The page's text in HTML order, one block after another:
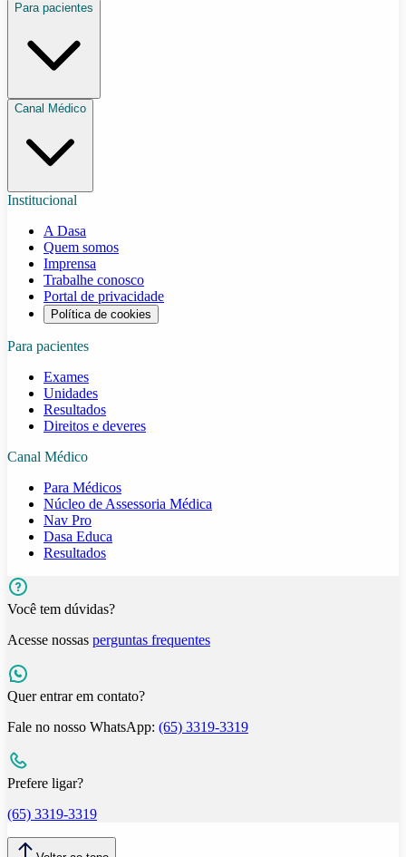
Para pacientes
Canal Médico
Institucional
A Dasa
Quem somos
Imprensa
Trabalhe conosco
Portal de privacidade
Política de cookies
Para pacientes
Exames
Unidades
Resultados
Direitos e deveres
Canal Médico
Para Médicos
Núcleo de Assessoria Médica
Nav Pro
Dasa Educa
Resultados
Você tem dúvidas?
Acesse nossas perguntas frequentes
Quer entrar em contato?
Fale no nosso WhatsApp: (65) 3319-3319
Prefere ligar?
(65) 3319-3319